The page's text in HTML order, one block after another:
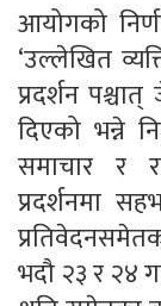
आयोगको
‘उल्लेखित
प्रदर्शन
दिएको भन्ने
समाचार र
प्रदर्शनमा
भदौ २३ र २४